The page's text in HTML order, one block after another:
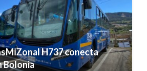
H737 conecta
Bolonia